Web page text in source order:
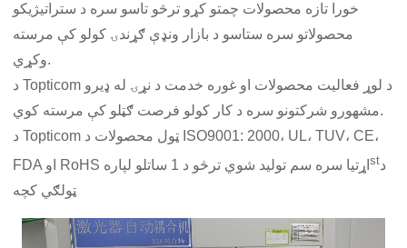
خورا تازه محصولات چمتو کړو ترڅو تاسو سره د ستراتیژیکو
محصولاتو سره ستاسو د بازار ونډې ګړندۍ کولو کې مرسته
وکړي.
د Topticom د لوړ فعالیت محصولات او غوره خدمت د نړۍ له ډیرو
مشهورو شرکتونو سره د کار کولو فرصت ګټلو کې مرسته کوي.
د Topticom ټول محصولات د ISO9001: 2000، UL، TUV، CE،
FDA او RoHS اړتیا سره سم تولید شوي ترڅو د 1 ساتلو لپارهstد
ټولګي کچه